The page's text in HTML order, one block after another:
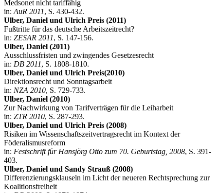
Medsonet nicht tariffähig
in: AuR 2011, S. 430-432.
Ulber, Daniel und Ulrich Preis (2011)
Fußtritte für das deutsche Arbeitszeitrecht?
in: ZESAR 2011, S. 147-156.
Ulber, Daniel (2011)
Ausschlussfristen und zwingendes Gesetzesrecht
in: DB 2011, S. 1808-1810.
Ulber, Daniel und Ulrich Preis(2010)
Direktionsrecht und Sonntagsarbeit
in: NZA 2010, S. 729-733.
Ulber, Daniel (2010)
Zur Nachwirkung von Tarifverträgen für die Leiharbeit
in: ZTR 2010, S. 287-293.
Ulber, Daniel und Ulrich Preis (2008)
Risiken im Wissenschaftszeitvertragsrecht im Kontext der
Föderalismusreform
in: Festschrift für Hansjörg Otto zum 70. Geburtstag, 2008, S. 391-
403.
Ulber, Daniel und Sandy Strauß (2008)
Differenzierungsklauseln im Licht der neueren Rechtsprechung zur
Koalitionsfreiheit